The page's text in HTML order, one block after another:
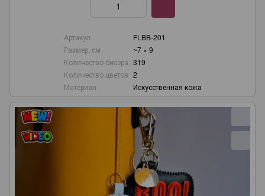
Артикул
FLBB-201
Размер, см
~7 × 9
Количество бисера 319
Количество цветов 2
Материал
Искусственная кожа